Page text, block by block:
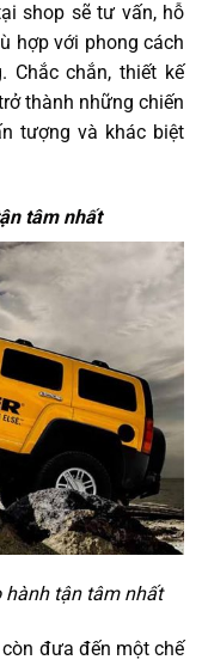
shop sẽ tư vấn, hỗ
hợp với phong cách
Chắc chắn, thiết kế
thành những chiến
tượng và khác biệt
tâm nhất
tận tâm nhất
đưa đến một chế